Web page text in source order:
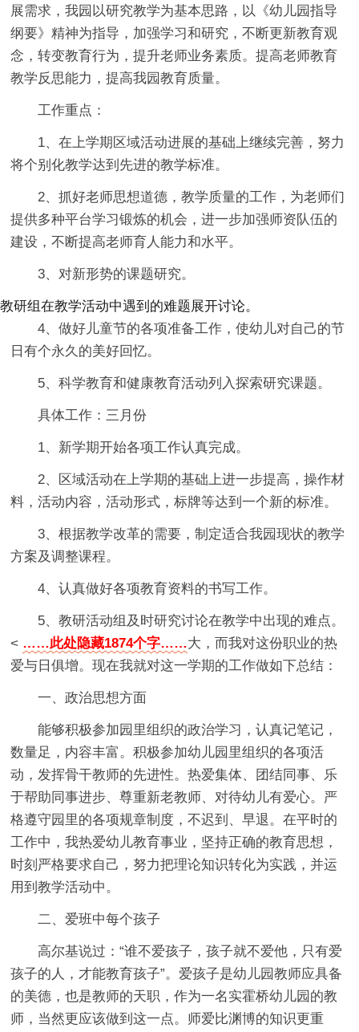
展需求，我园以研究教学为基本思路，以《幼儿园指导
纲要》精神为指导，加强学习和研究，不断更新教育观
念，转变教育行为，提升老师业务素质。提高老师教育
教学反思能力，提高我园教育质量。
工作重点：
1、在上学期区域活动进展的基础上继续完善，努力
将个别化教学达到先进的教学标准。
2、抓好老师思想道德，教学质量的工作，为老师们
提供多种平台学习锻炼的机会，进一步加强师资队伍的
建设，不断提高老师育人能力和水平。
3、对新形势的课题研究。
教研组在教学活动中遇到的难题展开讨论。
4、做好儿童节的各项准备工作，使幼儿对自己的节
日有个永久的美好回忆。
5、科学教育和健康教育活动列入探索研究课题。
具体工作：三月份
1、新学期开始各项工作认真完成。
2、区域活动在上学期的基础上进一步提高，操作材
料，活动内容，活动形式，标牌等达到一个新的标准。
3、根据教学改革的需要，制定适合我园现状的教学
方案及调整课程。
4、认真做好各项教育资料的书写工作。
5、教研活动组及时研究讨论在教学中出现的难点。
< ……此处隐藏1874个字……大，而我对这份职业的热
爱与日俱增。现在我就对这一学期的工作做如下总结：
一、政治思想方面
能够积极参加园里组织的政治学习，认真记笔记，
数量足，内容丰富。积极参加幼儿园里组织的各项活
动，发挥骨干教师的先进性。热爱集体、团结同事、乐
于帮助同事进步、尊重新老教师、对待幼儿有爱心。严
格遵守园里的各项规章制度，不迟到、早退。在平时的
工作中，我热爱幼儿教育事业，坚持正确的教育思想，
时刻严格要求自己，努力把理论知识转化为实践，并运
用到教学活动中。
二、爱班中每个孩子
高尔基说过：“谁不爱孩子，孩子就不爱他，只有爱
孩子的人，才能教育孩子”。爱孩子是幼儿园教师应具备
的美德，也是教师的天职，作为一名实霍桥幼儿园的教
师，当然更应该做到这一点。师爱比渊博的知识更重